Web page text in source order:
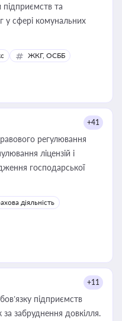
підприємств та
у сфері комунальних
ЖКГ, ОСББ
+41
регулювання
ліцензій і
господарської
діяльність
+11
підприємств
забруднення довкілля.